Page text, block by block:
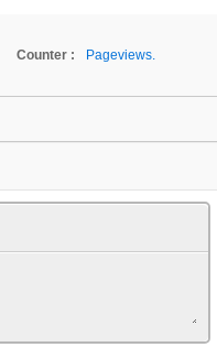
Counter :
Pageviews.